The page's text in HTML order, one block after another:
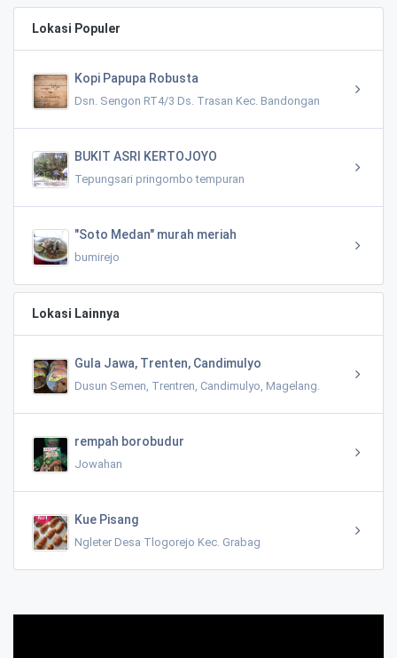
Lokasi Populer
Kopi Papupa Robusta
Dsn. Sengon RT4/3 Ds. Trasan Kec. Bandongan
BUKIT ASRI KERTOJOYO
Tepungsari pringombo tempuran
"Soto Medan" murah meriah
bumirejo
Lokasi Lainnya
Gula Jawa, Trenten, Candimulyo
Dusun Semen, Trentren, Candimulyo, Magelang.
rempah borobudur
Jowahan
Kue Pisang
Ngleter Desa Tlogorejo Kec. Grabag